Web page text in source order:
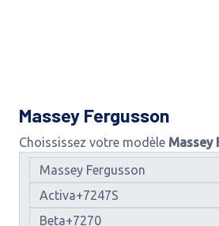
Massey Fergusson
Choississez votre modèle Massey